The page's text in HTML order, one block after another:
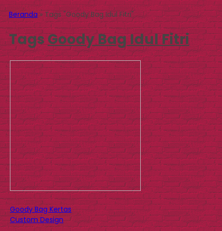
Beranda»Tags "Goody Bag Idul Fitri"
TagsGoody Bag Idul Fitri
Goody Bag Kertas
Custom Design